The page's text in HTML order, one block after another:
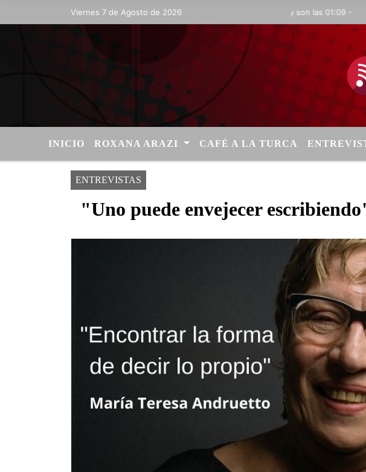
Viernes 7 de Agosto de 2026
Hoy es Viernes 7 de Agosto de 2026 y son las 01:09 -
INICIO ROXANA ARAZI CAFÉ A LA TURCA
ENTREVISTAS
"Uno puede envejecer